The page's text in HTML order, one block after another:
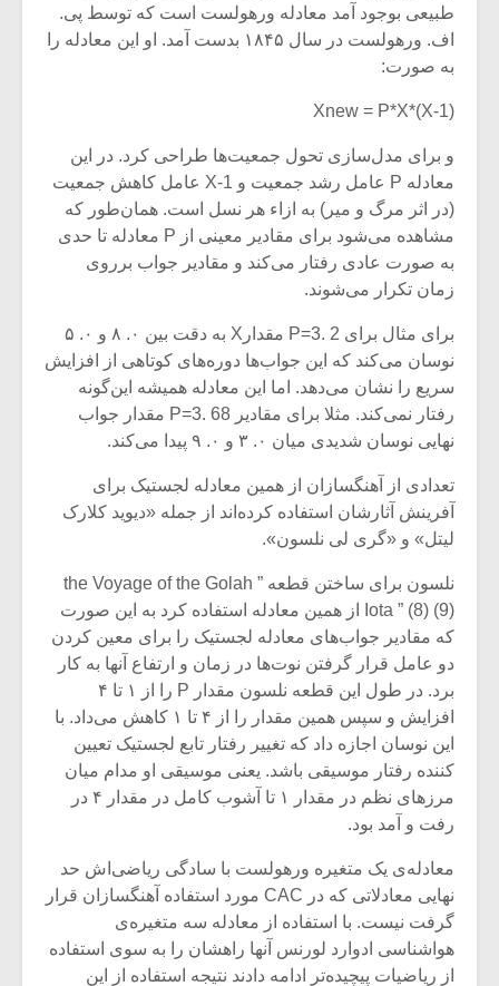
طبیعی بوجود آمد معادله ورهولست است که توسط پی.
اف. ورهولست در سال ۱۸۴۵ بدست آمد. او این معادله را
به صورت:
Xnew = P*X*(X-1)
و برای مدل‌سازی تحول جمعیت‌ها طراحی کرد. در این
معادله P عامل رشد جمعیت و X-1 عامل کاهش جمعیت
(در اثر مرگ و میر) به ازاء هر نسل است. همان‌طور که
مشاهده می‌شود برای مقادیر معینی از P معادله تا حدی
به صورت عادی رفتار می‌کند و مقادیر جواب برروی
زمان تکرار می‌شوند.
برای مثال برای P=3. 2 مقدارX به دقت بین ۰. ۸ و ۰. ۵
نوسان می‌کند که این جواب‌ها دوره‌های کوتاهی از افزایش
سریع را نشان می‌دهد. اما این معادله همیشه این‌گونه
رفتار نمی‌کند. مثلا برای مقادیر P=3. 68 مقدار جواب
نهایی نوسان شدیدی میان ۰. ۳ و ۰. ۹ پیدا می‌کند.
تعدادی از آهنگسازان از همین معادله لجستیک برای
آفرینش آثارشان استفاده کرده‌اند از جمله «دیوید کلارک
لیتل» و «گری لی نلسون».
نلسون برای ساختن قطعه ” the Voyage of the Golah
Iota ” (8) (9) از همین معادله استفاده کرد به این صورت
که مقادیر جواب‌های معادله لجستیک را برای معین کردن
دو عامل قرار گرفتن نوت‌ها در زمان و ارتفاع آنها به کار
برد. در طول این قطعه نلسون مقدار P را از ۱ تا ۴
افزایش و سپس همین مقدار را از ۴ تا ۱ کاهش می‌داد. با
این نوسان اجازه داد که تغییر رفتار تابع لجستیک تعیین
کننده رفتار موسیقی باشد. یعنی موسیقی او مدام میان
مرزهای نظم در مقدار ۱ تا آشوب کامل در مقدار ۴ در
رفت و آمد بود.
معادله‌ی یک متغیره‌ ورهولست با سادگی ریاضی‌اش حد
نهایی معادلاتی که در CAC مورد استفاده آهنگسازان قرار
گرفت نیست. با استفاده از معادله سه متغیره‌ی
هواشناسی ادوارد لورنس آنها راهشان را به سوی استفاده
از ریاضیات پیچیده‌تر ادامه دادند نتیجه استفاده از این
میکلوش روژا
یادداشتی بر موسیقی
متن فیلم «متری
شیش و نیم»
مشهورترین باشی،
بدنام ترین باش
موریس ژار
موسیقی